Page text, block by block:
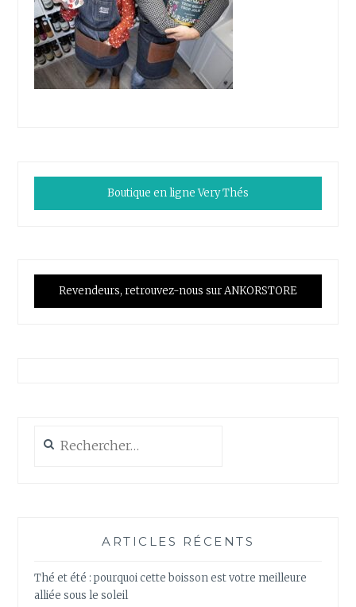
Boutique en ligne Very Thés
Revendeurs, retrouvez-nous sur ANKORSTORE
ARTICLES RÉCENTS
Thé et été : pourquoi cette boisson est votre meilleure
alliée sous le soleil